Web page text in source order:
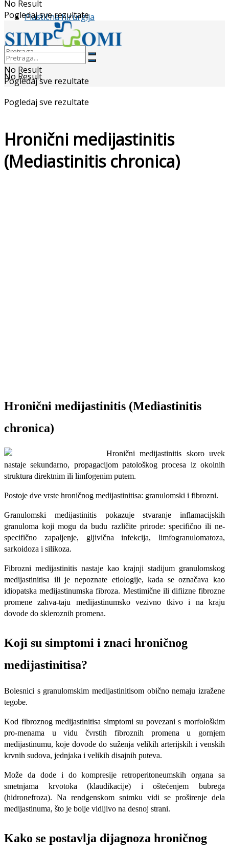
Plastična hirurgija
No Result
Pogledaj sve rezultate
No Result
Pogledaj sve rezultate
No Result
Pogledaj sve rezultate
Hronični medijastinitis
(Mediastinitis chronica)
Hronični medijastinitis (Mediastinitis
chronica)
Hronični medijastinitis sko­ro uvek
nastaje sekundarno, propagacijom patološkog procesa iz okolnih
struktura di­rektnim ili limfogenim putem.
Postoje dve vrste hroničnog medijastinitisa: granulomski i fibrozni.
Granulomski medijastinitis pokazuje stva­ranje inflamacijskih
granuloma koji mogu da budu različite prirode: specifično ili ne­
specifično zapaljenje, gljivična infekcija, limfogranulomatoza,
sarkoidoza i silikoza.
Fibrozni medijastinitis nastaje kao krajnji stadijum granulomskog
medijastinitisa ili je nepoznate etiologije, kada se označava kao
idiopatska medijastinumska fibroza. Mestimične ili difiizne fibrozne
promene zahva-taju medijastinumsko vezivno tkivo i na kra­ju
dovode do skleroznih promena.
Koji su simptomi i znaci hroničnog
medijastinitisa?
Bolesnici s granulomskim medijastinitisom obično nemaju izra­žene
tegobe.
Kod fibroznog medijastinitisa simptomi su povezani s morfološkim
pro-menama u vidu čvrstih fibroznih promena u gornjem
medijastinumu, koje dovode do suženja velikih arterijskih i venskih
krvnih sudova, jednjaka i velikih disajnih puteva.
Može da dode i do kompresije retroperitoneumskih organa sa
smetnjama krvotoka (klaudikacije) i oštećenjem bubrega
(hidronefroza). Na rendgenskom snimku vidi se proširenje dela
medijastinuma, što je bolje vidljivo na desnoj strani.
Kako se postavlja dijagnoza hroničnog